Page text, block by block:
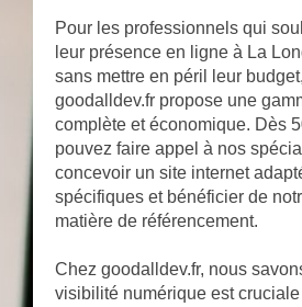
Pour les professionnels qui
leur présence en ligne à La
sans mettre en péril leur
goodalldev.fr propose une
complète et économique. Dès
pouvez faire appel à nos
concevoir un site internet
spécifiques et bénéficier de
matière de référencement.
Chez goodalldev.fr, nous
visibilité numérique est